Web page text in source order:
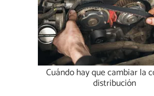
Cuándo hay que cambiar la
distribución